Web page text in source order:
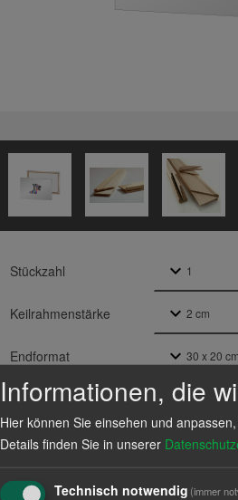
Stückzahl
Keilrahmenstärke
Endformat
Druckmaterial
Qualität
Farbigkeit
Informationen, die
Hier können Sie einsehen und
Details finden Sie in unserer
Technisch notwendig (immer